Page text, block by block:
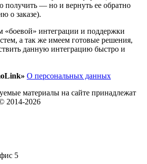
получить — но и вернуть ее обратно
о заказе).
интеграции и поддержки
а так же имеем готовые решения,
данную интеграцию быстро и
О персональных данных
материалы на сайте принадлежат
2014-2026
5